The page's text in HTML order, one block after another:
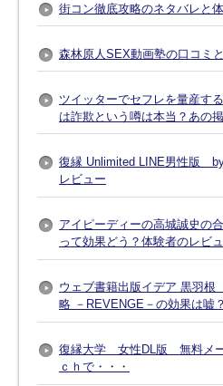
街コン徹底攻略のネタバレと
森林原人SEX動画塾の口コミ
ツイッターでセフレを量産す
は詐欺という噂は本当？あの
復縁 Unlimited LINE男性版
レビュー
アイピーディーの高城誠史の
って効果どう？体験者のレビ
ウェブ書籍出版イデア 黒羽
略 －REVENGE－の効果は嘘？
復縁大学 女性DL版 無料メー
ｃｈで・・・